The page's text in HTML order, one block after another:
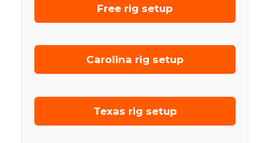
Free rig setup
Carolina rig setup
Texas rig setup